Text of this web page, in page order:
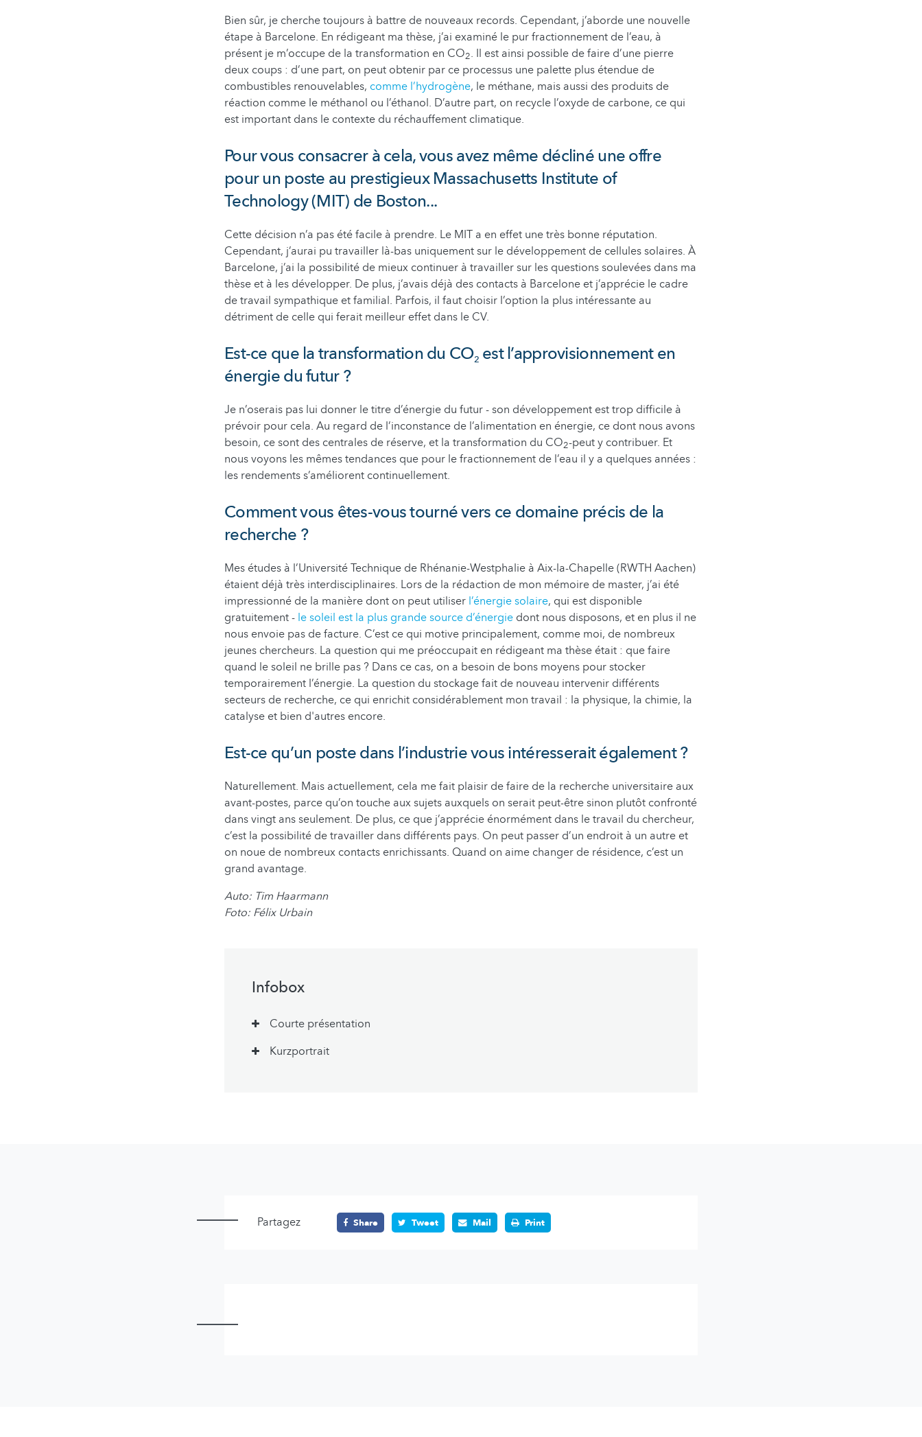
Bien sûr, je cherche toujours à battre de nouveaux records. Cependant, j’aborde une nouvelle
étape à Barcelone. En rédigeant ma thèse, j’ai examiné le pur fractionnement de l’eau, à
présent je m’occupe de la transformation en CO2. Il est ainsi possible de faire d’une pierre
deux coups : d’une part, on peut obtenir par ce processus une palette plus étendue de
combustibles renouvelables, comme l’hydrogène, le méthane, mais aussi des produits de
réaction comme le méthanol ou l’éthanol. D’autre part, on recycle l’oxyde de carbone, ce qui
est important dans le contexte du réchauffement climatique.
Pour vous consacrer à cela, vous avez même décliné une offre
pour un poste au prestigieux Massachusetts Institute of
Technology (MIT) de Boston...
Cette décision n’a pas été facile à prendre. Le MIT a en effet une très bonne réputation.
Cependant, j’aurai pu travailler là-bas uniquement sur le développement de cellules solaires. À
Barcelone, j’ai la possibilité de mieux continuer à travailler sur les questions soulevées dans ma
thèse et à les développer. De plus, j’avais déjà des contacts à Barcelone et j’apprécie le cadre
de travail sympathique et familial. Parfois, il faut choisir l’option la plus intéressante au
détriment de celle qui ferait meilleur effet dans le CV.
Est-ce que la transformation du CO2est l’approvisionnement en
énergie du futur ?
Je n’oserais pas lui donner le titre d’énergie du futur - son développement est trop difficile à
prévoir pour cela. Au regard de l’inconstance de l’alimentation en énergie, ce dont nous avons
besoin, ce sont des centrales de réserve, et la transformation du CO2-peut y contribuer. Et
nous voyons les mêmes tendances que pour le fractionnement de l’eau il y a quelques années :
les rendements s’améliorent continuellement.
Comment vous êtes-vous tourné vers ce domaine précis de la
recherche ?
Mes études à l’Université Technique de Rhénanie-Westphalie à Aix-la-Chapelle (RWTH Aachen)
étaient déjà très interdisciplinaires. Lors de la rédaction de mon mémoire de master, j’ai été
impressionné de la manière dont on peut utiliser l’énergie solaire, qui est disponible
gratuitement - le soleil est la plus grande source d’énergie dont nous disposons, et en plus il ne
nous envoie pas de facture. C’est ce qui motive principalement, comme moi, de nombreux
jeunes chercheurs. La question qui me préoccupait en rédigeant ma thèse était : que faire
quand le soleil ne brille pas ? Dans ce cas, on a besoin de bons moyens pour stocker
temporairement l’énergie. La question du stockage fait de nouveau intervenir différents
secteurs de recherche, ce qui enrichit considérablement mon travail : la physique, la chimie, la
catalyse et bien d'autres encore.
Est-ce qu’un poste dans l’industrie vous intéresserait également ?
Naturellement. Mais actuellement, cela me fait plaisir de faire de la recherche universitaire aux
avant-postes, parce qu’on touche aux sujets auxquels on serait peut-être sinon plutôt confronté
dans vingt ans seulement. De plus, ce que j’apprécie énormément dans le travail du chercheur,
c’est la possibilité de travailler dans différents pays. On peut passer d’un endroit à un autre et
on noue de nombreux contacts enrichissants. Quand on aime changer de résidence, c’est un
grand avantage.
Auto: Tim Haarmann
​Foto: Félix Urbain
Infobox
Courte présentation
Kurzportrait
Partagez Share Tweet Mail Print